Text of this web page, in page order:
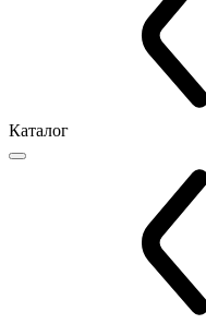
Каталог